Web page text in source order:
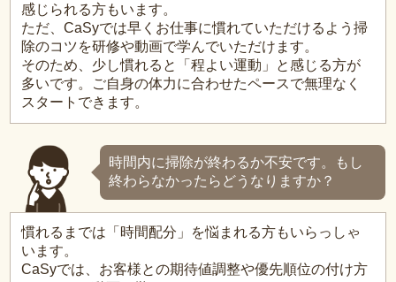
感じられる方もいます。
ただ、CaSyでは早くお仕事に慣れていただけるよう掃
除のコツを研修や動画で学んでいただけます。
そのため、少し慣れると「程よい運動」と感じる方が
多いです。ご自身の体力に合わせたペースで無理なく
スタートできます。
時間内に掃除が終わるか不安です。もし
終わらなかったらどうなりますか？
慣れるまでは「時間配分」を悩まれる方もいらっしゃ
います。
CaSyでは、お客様との期待値調整や優先順位の付け方